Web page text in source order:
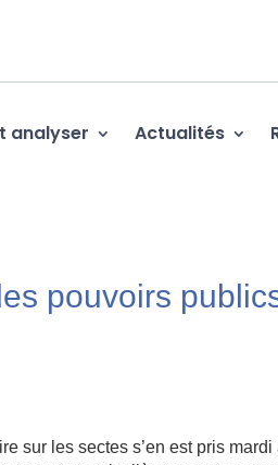
analyser Actualités
pouvoirs
sur les sectes s’en est pris